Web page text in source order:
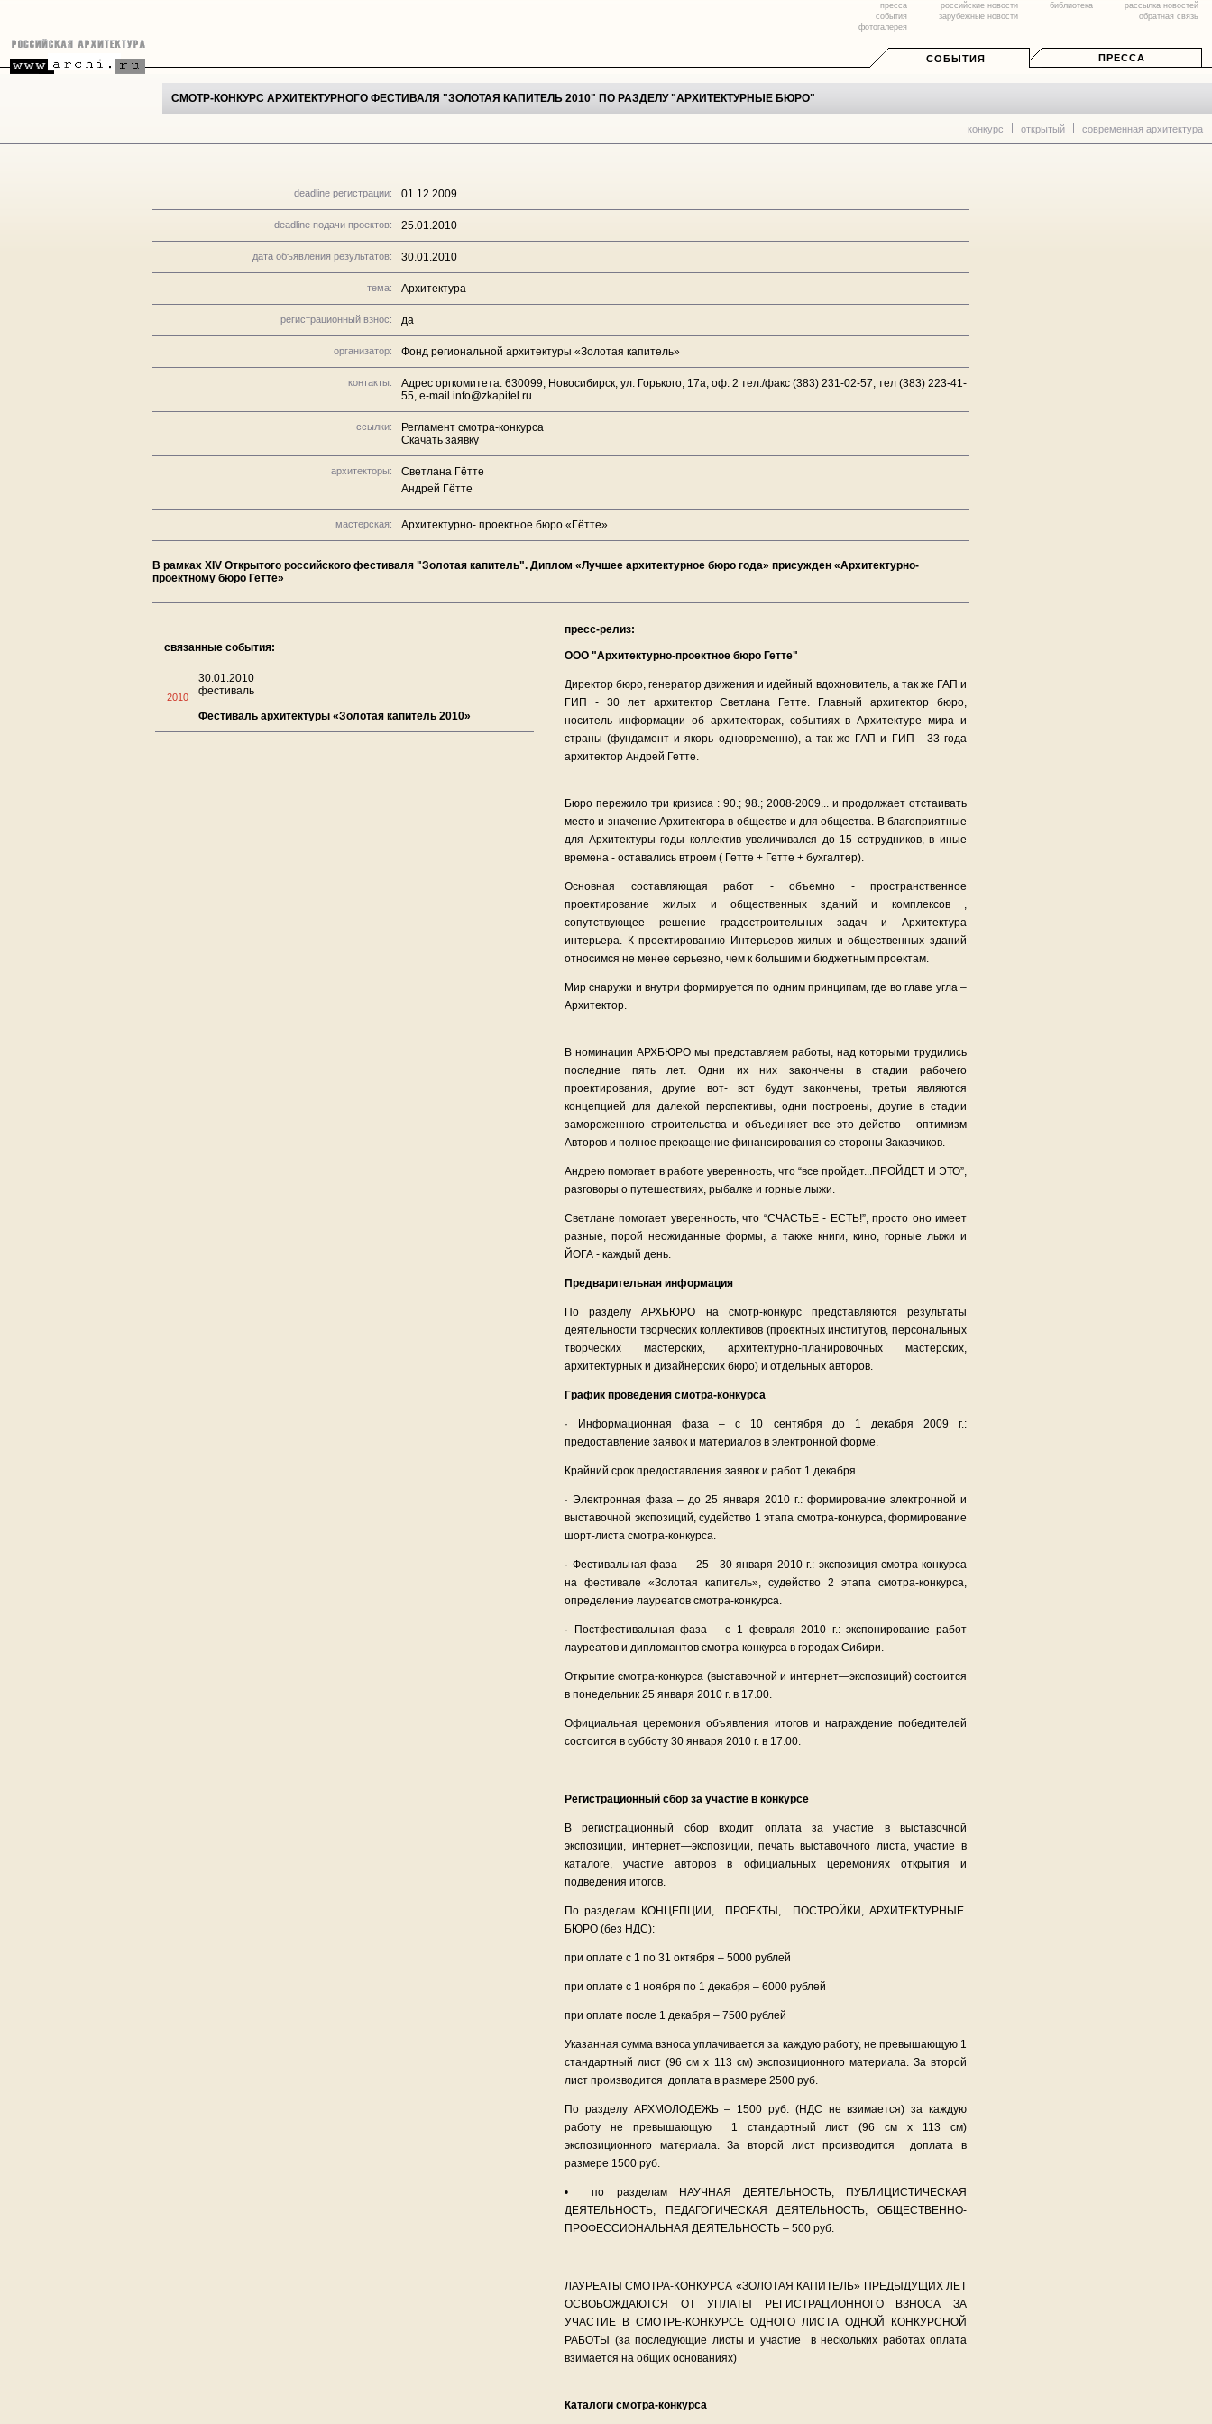
пресса
события
фотогалерея
российские новости
зарубежные новости
библиотека
рассылка новостей
обратная связь
СОБЫТИЯ ПРЕССА
СМОТР-КОНКУРС АРХИТЕКТУРНОГО ФЕСТИВАЛЯ "ЗОЛОТАЯ КАПИТЕЛЬ 2010" ПО РАЗДЕЛУ "АРХИТЕКТУРНЫЕ БЮРО"
конкурс открытый современная архитектура
deadline регистрации: 01.12.2009
deadline подачи проектов: 25.01.2010
дата объявления результатов: 30.01.2010
тема: Архитектура
регистрационный взнос: да
организатор: Фонд региональной архитектуры «Золотая капитель»
контакты:
Адрес оргкомитета: 630099, Новосибирск, ул. Горького, 17а, оф. 2 тел./факс (383) 231-02-57, тел (383) 223-41-
55, е-mail info@zkapitel.ru
ссылки:
Регламент смотра-конкурса
Скачать заявку
архитекторы:
Светлана Гётте
Андрей Гётте
мастерская: Архитектурно- проектное бюро «Гётте»
В рамках XIV Открытого российского фестиваля "Золотая капитель". Диплом «Лучшее архитектурное бюро года» присужден «Архитектурно-
проектному бюро Гетте»
связанные события:
2010
30.01.2010
фестиваль
Фестиваль архитектуры «Золотая капитель 2010»
пресс-релиз:
ООО "Архитектурно-проектное бюро Гетте"
Директор бюро, генератор движения и идейный вдохновитель, а так же ГАП и
ГИП - 30 лет архитектор Светлана Гетте. Главный архитектор бюро,
носитель информации об архитекторах, событиях в Архитектуре мира и
страны (фундамент и якорь одновременно), а так же ГАП и ГИП - 33 года
архитектор Андрей Гетте.
Бюро пережило три кризиса : 90.; 98.; 2008-2009... и продолжает отстаивать
место и значение Архитектора в обществе и для общества. В благоприятные
для Архитектуры годы коллектив увеличивался до 15 сотрудников, в иные
времена - оставались втроем ( Гетте + Гетте + бухгалтер).
Основная составляющая работ - объемно - пространственное
проектирование жилых и общественных зданий и комплексов ,
сопутствующее решение градостроительных задач и Архитектура
интерьера. К проектированию Интерьеров жилых и общественных зданий
относимся не менее серьезно, чем к большим и бюджетным проектам.
Мир снаружи и внутри формируется по одним принципам, где во главе угла –
Архитектор.
В номинации АРХБЮРО мы представляем работы, над которыми трудились
последние пять лет. Одни их них закончены в стадии рабочего
проектирования, другие вот- вот будут закончены, третьи являются
концепцией для далекой перспективы, одни построены, другие в стадии
замороженного строительства и объединяет все это действо - оптимизм
Авторов и полное прекращение финансирования со стороны Заказчиков.
Андрею помогает в работе уверенность, что “все пройдет...ПРОЙДЕТ И ЭТО”,
разговоры о путешествиях, рыбалке и горные лыжи.
Светлане помогает уверенность, что “СЧАСТЬЕ - ЕСТЬ!”, просто оно имеет
разные, порой неожиданные формы, а также книги, кино, горные лыжи и
ЙОГА - каждый день.
Предварительная информация
По разделу АРХБЮРО на смотр-конкурс представляются результаты
деятельности творческих коллективов (проектных институтов, персональных
творческих мастерских, архитектурно-планировочных мастерских,
архитектурных и дизайнерских бюро) и отдельных авторов.
График проведения смотра-конкурса
· Информационная фаза – с 10 сентября до 1 декабря 2009 г.:
предоставление заявок и материалов в электронной форме.
Крайний срок предоставления заявок и работ 1 декабря.
· Электронная фаза – до 25 января 2010 г.: формирование электронной и
выставочной экспозиций, судейство 1 этапа смотра-конкурса, формирование
шорт-листа смотра-конкурса.
· Фестивальная фаза – 25—30 января 2010 г.: экспозиция смотра-конкурса
на фестивале «Золотая капитель», судейство 2 этапа смотра-конкурса,
определение лауреатов смотра-конкурса.
· Постфестивальная фаза – с 1 февраля 2010 г.: экспонирование работ
лауреатов и дипломантов смотра-конкурса в городах Сибири.
Открытие смотра-конкурса (выставочной и интернет—экспозиций) состоится
в понедельник 25 января 2010 г. в 17.00.
Официальная церемония объявления итогов и награждение победителей
состоится в субботу 30 января 2010 г. в 17.00.
Регистрационный сбор за участие в конкурсе
В регистрационный сбор входит оплата за участие в выставочной
экспозиции, интернет—экспозиции, печать выставочного листа, участие в
каталоге, участие авторов в официальных церемониях открытия и
подведения итогов.
По разделам КОНЦЕПЦИИ, ПРОЕКТЫ, ПОСТРОЙКИ, АРХИТЕКТУРНЫЕ
БЮРО (без НДС):
при оплате с 1 по 31 октября – 5000 рублей
при оплате с 1 ноября по 1 декабря – 6000 рублей
при оплате после 1 декабря – 7500 рублей
Указанная сумма взноса уплачивается за каждую работу, не превышающую 1
стандартный лист (96 см х 113 см) экспозиционного материала. За второй
лист производится доплата в размере 2500 руб.
По разделу АРХМОЛОДЕЖЬ – 1500 руб. (НДС не взимается) за каждую
работу не превышающую 1 стандартный лист (96 см х 113 см)
экспозиционного материала. За второй лист производится доплата в
размере 1500 руб.
• по разделам НАУЧНАЯ ДЕЯТЕЛЬНОСТЬ, ПУБЛИЦИСТИЧЕСКАЯ
ДЕЯТЕЛЬНОСТЬ, ПЕДАГОГИЧЕСКАЯ ДЕЯТЕЛЬНОСТЬ, ОБЩЕСТВЕННО-
ПРОФЕССИОНАЛЬНАЯ ДЕЯТЕЛЬНОСТЬ – 500 руб.
ЛАУРЕАТЫ СМОТРА-КОНКУРСА «ЗОЛОТАЯ КАПИТЕЛЬ» ПРЕДЫДУЩИХ ЛЕТ
ОСВОБОЖДАЮТСЯ ОТ УПЛАТЫ РЕГИСТРАЦИОННОГО ВЗНОСА ЗА
УЧАСТИЕ В СМОТРЕ-КОНКУРСЕ ОДНОГО ЛИСТА ОДНОЙ КОНКУРСНОЙ
РАБОТЫ (за последующие листы и участие в нескольких работах оплата
взимается на общих основаниях)
Каталоги смотра-конкурса